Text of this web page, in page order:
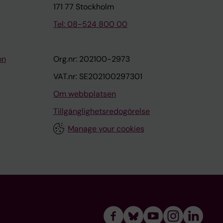
171 77 Stockholm
Tel: 08-524 800 00
Org.nr: 202100-2973
VAT.nr: SE202100297301
Om webbplatsen
Tillgänglighetsredogörelse
Manage your cookies